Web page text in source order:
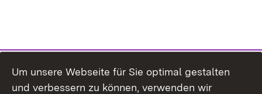
Um unsere Webseite für Sie optimal gestalten
und verbessern zu können, verwenden wir